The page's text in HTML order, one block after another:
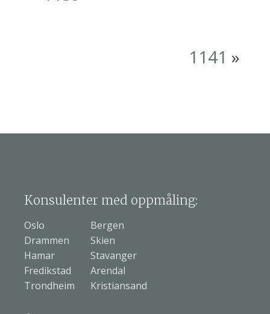
1141 »
Konsulenter med oppmåling:
Oslo
Drammen
Hamar
Fredikstad
Trondheim
Bergen
Skien
Stavanger
Arendal
Kristiansand